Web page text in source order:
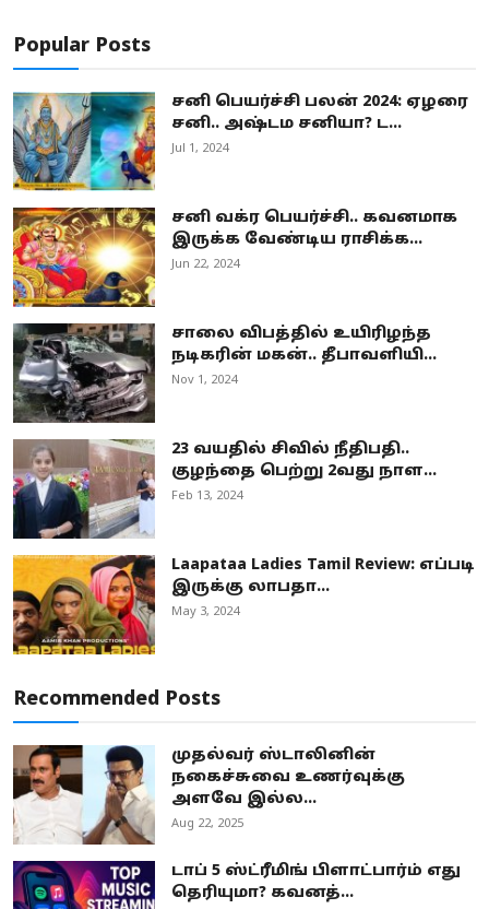
Popular Posts
சனி பெயர்ச்சி பலன் 2024: ஏழரை
சனி.. அஷ்டம சனியா? ட...
Jul 1, 2024
சனி வக்ர பெயர்ச்சி.. கவனமாக
இருக்க வேண்டிய ராசிக்க...
Jun 22, 2024
சாலை விபத்தில் உயிரிழந்த
நடிகரின் மகன்.. தீபாவளியி...
Nov 1, 2024
23 வயதில் சிவில் நீதிபதி..
குழந்தை பெற்று 2வது நாள...
Feb 13, 2024
Laapataa Ladies Tamil Review: எப்படி
இருக்கு லாபதா...
May 3, 2024
Recommended Posts
முதல்வர் ஸ்டாலினின்
நகைச்சுவை உணர்வுக்கு
அளவே இல்ல...
Aug 22, 2025
டாப் 5 ஸ்ட்ரீமிங் பிளாட்பார்ம் எது
தெரியுமா? கவனத்...